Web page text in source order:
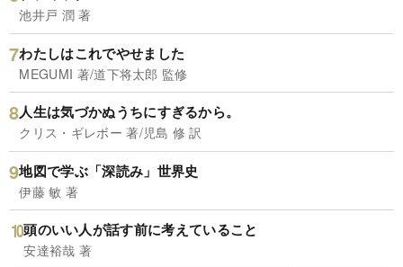
池井戸 潤 著
わたしはこれでやせました
MEGUMI 著/道下将太郎 監修
人生は気づかぬうちにすぎるから。
クリス・ギレボー 著/児島 修 訳
地図で学ぶ「深読み」世界史
伊藤 敏 著
頭のいい人が話す前に考えていること
安達裕哉 著